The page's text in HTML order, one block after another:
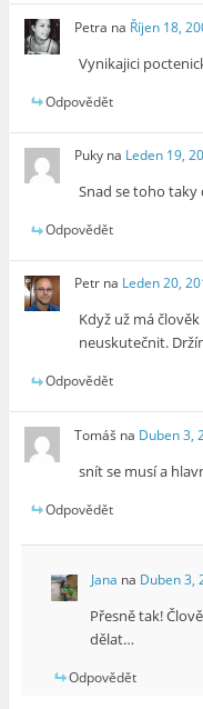
Petra na Říjen 18,
Vynikajici
Odpovědět
Puky na Leden 19,
Snad se toho taky
Odpovědět
Petr na Leden 20,
Když už má
neuskutečnit.
Odpovědět
Tomáš na Duben 3,
snít se musí a
Odpovědět
Jana na Duben 3,
Přesně tak!
dělat…
Odpovědět